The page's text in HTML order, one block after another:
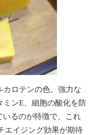
カロテンの色。強力な
ミンE、細胞の酸化を防
いるのが特徴で、これ
エイジング効果が期待